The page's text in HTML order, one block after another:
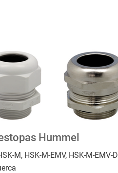
Hummel
M, HSK-M-EMV, HSK-M-EMV-D